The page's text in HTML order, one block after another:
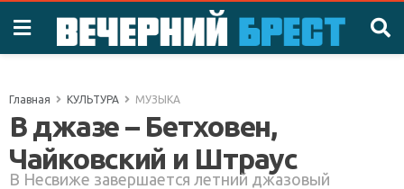
Главная КУЛЬТУРА МУЗЫКА
В джазе – Бетховен,
Чайковский и Штраус
В Несвиже завершается летний джазовый